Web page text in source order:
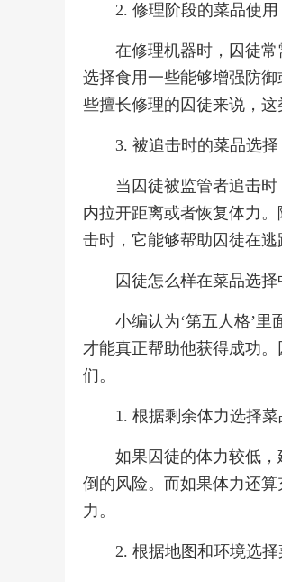
2. 修理阶段的菜品使用
在修理机器时，囚徒
选择食用一些能够增强防
些擅长修理的囚徒来说，这
3. 被追击时的菜品选择
当囚徒被监管者追击
内拉开距离或者恢复体力
击时，它能够帮助囚徒在逃
囚徒怎么样在菜品选
小编认为‘第五人格’
才能真正帮助他获得成功
们。
1. 根据剩余体力选择菜
如果囚徒的体力较低
倒的风险。而如果体力还
力。
2. 根据地图和环境选择